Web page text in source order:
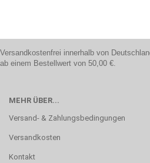
Versandkostenfrei innerhalb von
ab einem Bestellwert von 50,00 €.
MEHR ÜBER...
Versand- & Zahlungsbedingungen
Versandkosten
Kontakt